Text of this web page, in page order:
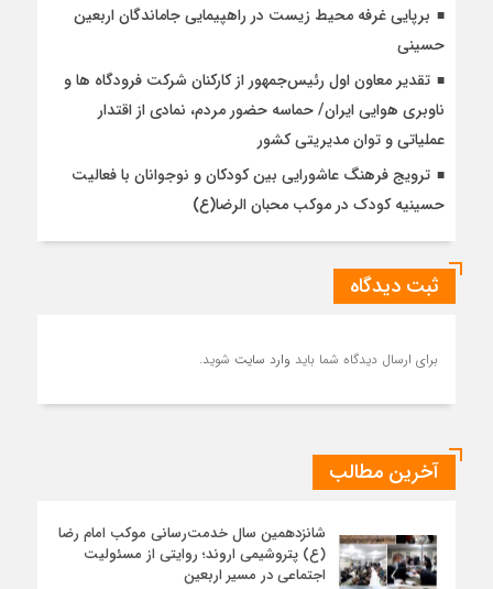
برپایی غرفه محیط زیست در راهپیمایی جاماندگان اربعین
حسینی
تقدیر معاون اول رئیس‌جمهور از کارکنان شرکت فرودگاه ها و
ناوبری هوایی ایران/ حماسه حضور مردم، نمادی از اقتدار
عملیاتی و توان مدیریتی کشور
ترویج فرهنگ عاشورایی بین کودکان و نوجوانان با فعالیت
حسینیه کودک در موکب محبان الرضا(ع)
ثبت دیدگاه
برای ارسال دیدگاه شما باید وارد سایت شوید.
آخرین مطالب
شانزدهمین سال خدمت‌رسانی موکب امام رضا
(ع) پتروشیمی اروند؛ روایتی از مسئولیت
اجتماعی در مسیر اربعین